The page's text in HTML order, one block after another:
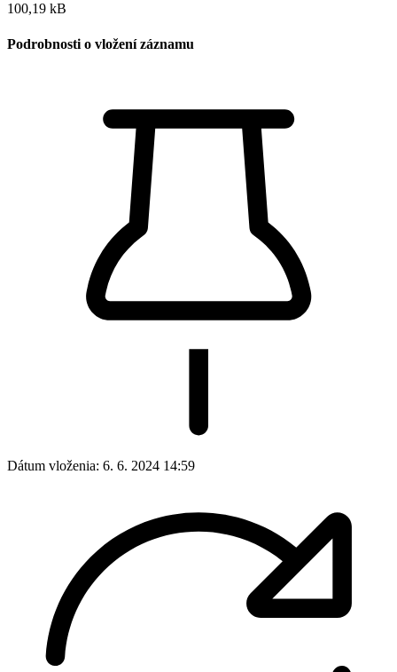
100,19 kB
Podrobnosti o vložení záznamu
Dátum vloženia: 6. 6. 2024 14:59